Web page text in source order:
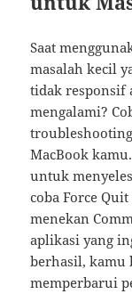
Saat
masalah kecil
tidak responsif
mengalami?
MacBook
untuk
coba Force
menekan
aplikasi yang
berhasil, kamu
memperbarui